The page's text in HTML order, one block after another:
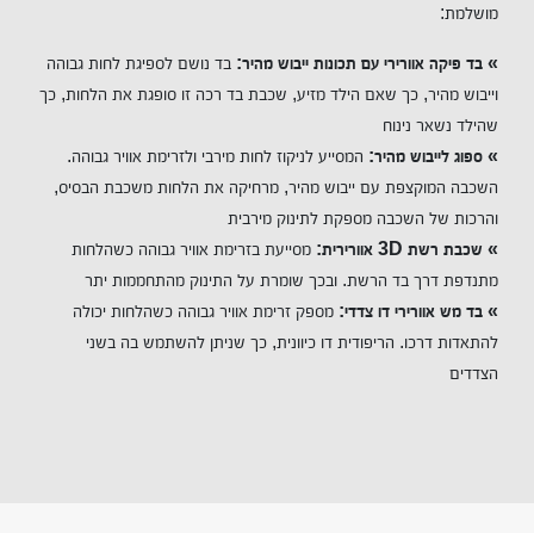
מושלמת:
» בד פיקה אוורירי עם תכונות ייבוש מהיר: בד נושם לספיגת לחות גבוהה
וייבוש מהיר, כך שאם הילד מזיע, שכבת בד רכה זו סופגת את הלחות, כך
שהילד נשאר נינוח
» ספוג לייבוש מהיר: המסייע לניקוז לחות מירבי ולזרימת אוויר גבוהה.
השכבה המוקצפת עם ייבוש מהיר, מרחיקה את הלחות משכבת הבסיס,
והרכות של השכבה מספקת לתינוק מירבית
» שכבת רשת 3D אוורירית: מסייעת בזרימת אוויר גבוהה כשהלחות
מתנדפת דרך בד הרשת. ובכך שומרת על התינוק מהתחממות יתר
» בד מש אוורירי דו צדדי: מספק זרימת אוויר גבוהה כשהלחות יכולה
להתאדות דרכו. הריפודית דו כיוונית, כך שניתן להשתמש בה בשני
הצדדים